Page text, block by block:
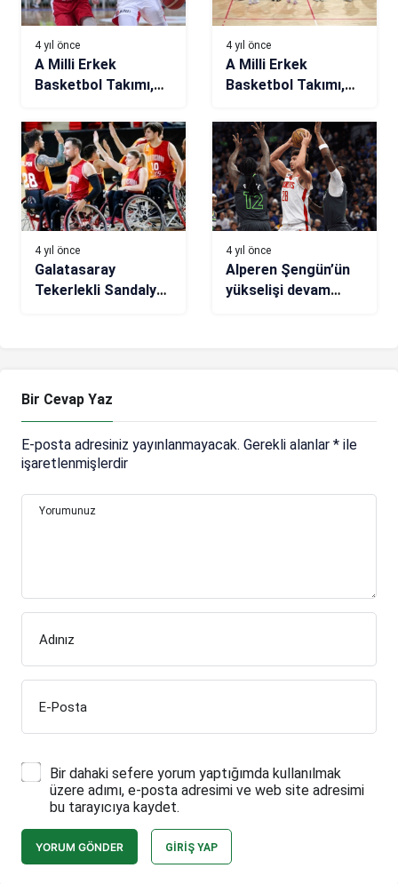
4 yıl önce
A Milli Erkek
Basketbol Takımı,
Turnuvası’na
galibiyetle başladı
4 yıl önce
A Milli Erkek
Basketbol Takımı,
tamamladı
4 yıl önce
Galatasaray
Tekerlekli Sandalye
4 yıl önce
Alperen Şengün’ün
yükselişi devam
Bir Cevap Yaz
E-posta adresiniz yayınlanmayacak. Gerekli alanlar * ile
işaretlenmişlerdir
Yorumunuz
Adınız
E-Posta
Bir dahaki sefere yorum yaptığımda kullanılmak
üzere adımı, e-posta adresimi ve web site adresimi
bu tarayıcıya kaydet.
YORUM GÖNDER GIRIŞ YAP